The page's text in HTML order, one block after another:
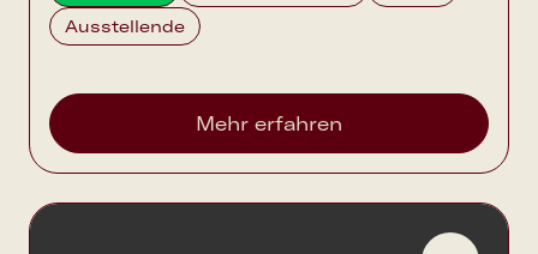
Ausstellende
Mehr erfahren